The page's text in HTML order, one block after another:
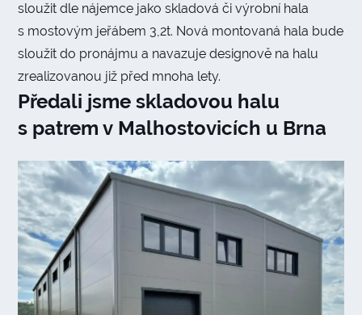
sloužit dle nájemce jako skladová či výrobní hala
s mostovým jeřábem 3,2t. Nová montovaná hala bude
sloužit do pronájmu a navazuje designově na halu
zrealizovanou již před mnoha lety.
Předali jsme skladovou halu
s patrem v Malhostovicích u Brna